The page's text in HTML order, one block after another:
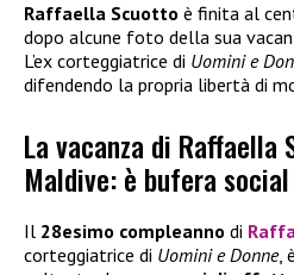
Raffaella Scuotto è finita al
dopo alcune foto della sua
L’ex corteggiatrice di Uomini e
difendendo la propria libertà di
La vacanza di Raffaella
Maldive: è bufera social
Il 28esimo compleanno di
corteggiatrice di Uomini e Donne,